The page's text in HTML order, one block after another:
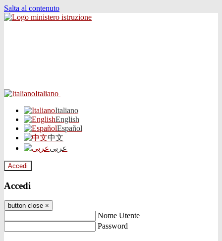
Salta al contenuto
Italiano
Italiano
English
Español
中文
عربى
Accedi
Accedi
button close ×
Nome Utente
Password